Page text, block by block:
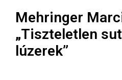
Mehringer
„Tiszteletlen
lúzerek”